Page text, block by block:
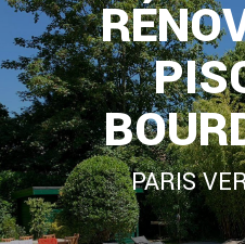
PARIS
Panneau de gestion des